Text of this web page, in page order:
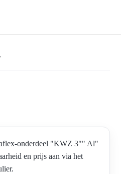
onderdeel "KWZ 3"" Al"
en prijs aan via het